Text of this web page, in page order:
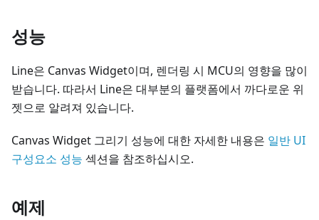
성능
Line은 Canvas Widget이며, 렌더링 시 MCU의 영향을 많이
받습니다. 따라서 Line은 대부분의 플랫폼에서 까다로운 위
젯으로 알려져 있습니다.
Canvas Widget 그리기 성능에 대한 자세한 내용은 일반 UI
구성요소 성능 섹션을 참조하십시오.
예제